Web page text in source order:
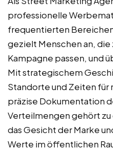
professionelle
frequentierten
gezielt Menschen an,
Kampagne passen, und
Mit strategischem
Standorte und Zeiten für
präzise Dokumentation
Verteilmengen gehört zu
das Gesicht der Marke
Werte im öffentlichen